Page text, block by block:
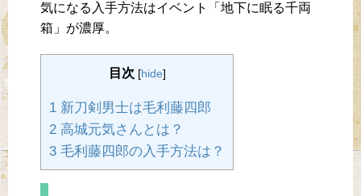
気になる入手方法はイベント「地下に眠る千両
箱」が濃厚。
目次 [hide]
1 新刀剣男士は毛利藤四郎
2 高城元気さんとは？
3 毛利藤四郎の入手方法は？